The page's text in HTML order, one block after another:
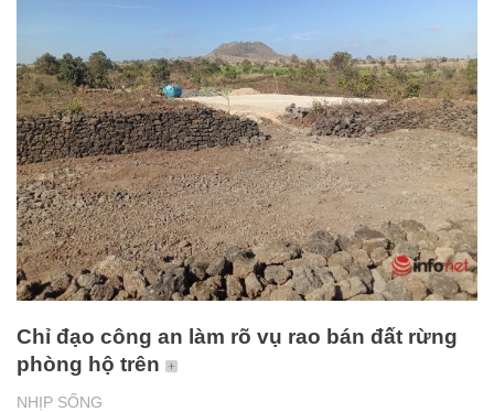
NHỊP SỐNG
Chỉ đạo công an làm rõ vụ rao bán đất rừng
phòng hộ trên